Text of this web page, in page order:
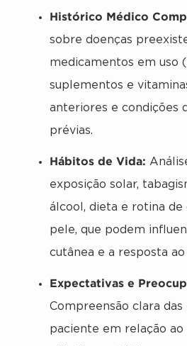
Histórico Médico
sobre doenças
medicamentos em uso
suplementos e
anteriores e condições
prévias.
Hábitos de Vida:
exposição solar,
álcool, dieta e rotina de
pele, que podem
cutânea e a resposta
Expectativas e
Compreensão clara
paciente em relação ao